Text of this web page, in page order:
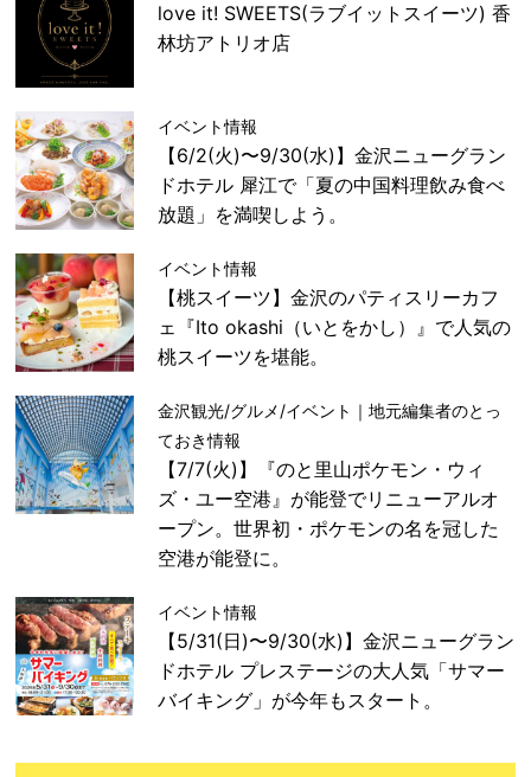
love it! SWEETS(ラブイットスイーツ) 香
林坊アトリオ店
イベント情報
【6/2(火)〜9/30(水)】金沢ニューグラン
ドホテル 犀江で「夏の中国料理飲み食べ
放題」を満喫しよう。
イベント情報
【桃スイーツ】金沢のパティスリーカフ
ェ『Ito okashi（いとをかし）』で人気の
桃スイーツを堪能。
金沢観光/グルメ/イベント｜地元編集者のとっ
ておき情報
【7/7(火)】『のと里山ポケモン・ウィ
ズ・ユー空港』が能登でリニューアルオ
ープン。世界初・ポケモンの名を冠した
空港が能登に。
イベント情報
【5/31(日)〜9/30(水)】金沢ニューグラン
ドホテル プレステージの大人気「サマー
バイキング」が今年もスタート。